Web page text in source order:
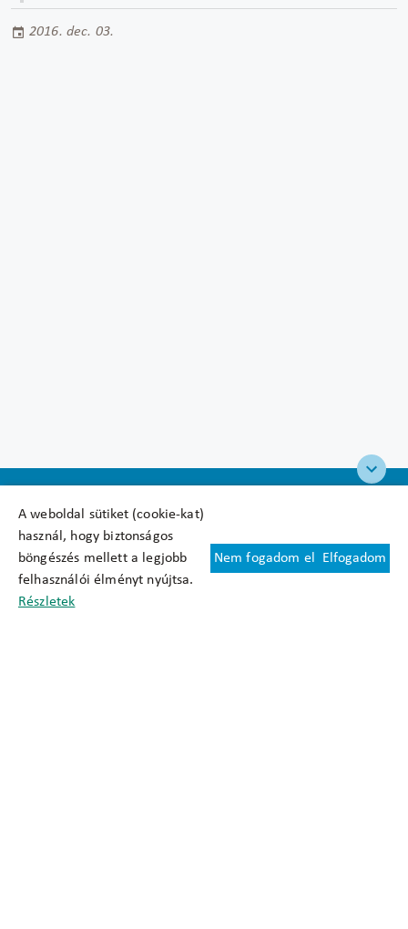
A weboldal sütiket (cookie-kat)
használ, hogy biztonságos
böngészés mellett a legjobb
felhasználói élményt nyújtsa.
Részletek
Nem fogadom el Elfogadom
2016. dec. 03.
Felhasználási feltételek